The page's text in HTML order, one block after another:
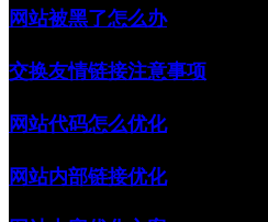
网站被黑了怎么办
交换友情链接注意事项
网站代码怎么优化
网站内部链接优化